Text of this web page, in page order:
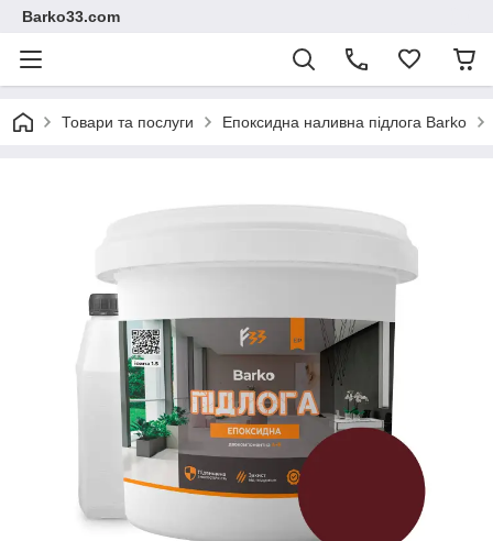
Barko33.com
Товари та послуги Епоксидна наливна підлога Barko